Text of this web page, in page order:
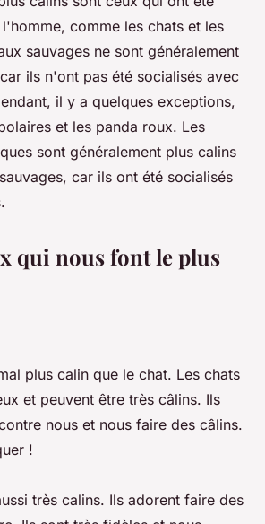
comme les chats et les
sauvages ne sont généralement
ils n'ont pas été socialisés avec
il y a quelques exceptions,
et les panda roux. Les
sont généralement plus calins
car ils ont été socialisés
qui nous font le plus
plus calin que le chat. Les chats
et peuvent être très câlins. Ils
nous et nous faire des câlins.
!
très calins. Ils adorent faire des